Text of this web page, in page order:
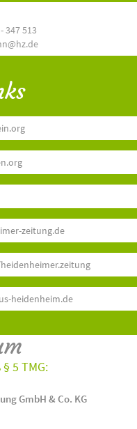
347 513
zeitung.de
heidenheim.de
5 TMG:
GmbH & Co. KG